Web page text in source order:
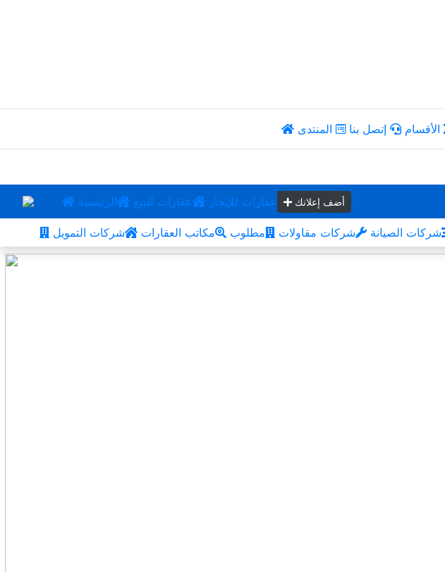
الأقسام إتصل بنا المنتدى
الرئيسية عقارات للبيع عقارات للإيجار أضف إعلانك
شركات التمويل مكاتب العقارات مطلوب شركات مقاولات شركات الصيانة